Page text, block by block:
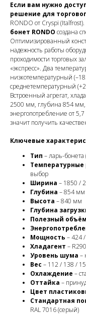
Если вам нужно
решение для
RONDO от Cryspi (Italfrost).
бонет RONDO создана
Оптимизированный
надежность работы
проходимости торговых
«экспресс». Два
низкотемпературный
среднетемпературный
Встроенный агрегат,
2500 мм, глубина 854
энергопотребление от 5,7
значит получить
Ключевые
Тип – ларь-
выбор
Ширина – 1850 /
Глубина – 854 мм
Высота – 840 мм
Глубина
Полезный объём
Мощность – 424
Хладагент –
Уровень шума –
Вес – 112 / 138 /
Охлаждение –
Оттайка –
Цвет
Стандартная
RAL 7016 (серый)